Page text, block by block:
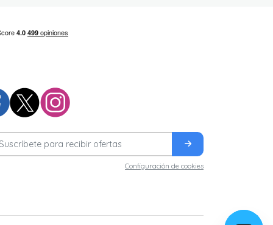
Configuración de cookies